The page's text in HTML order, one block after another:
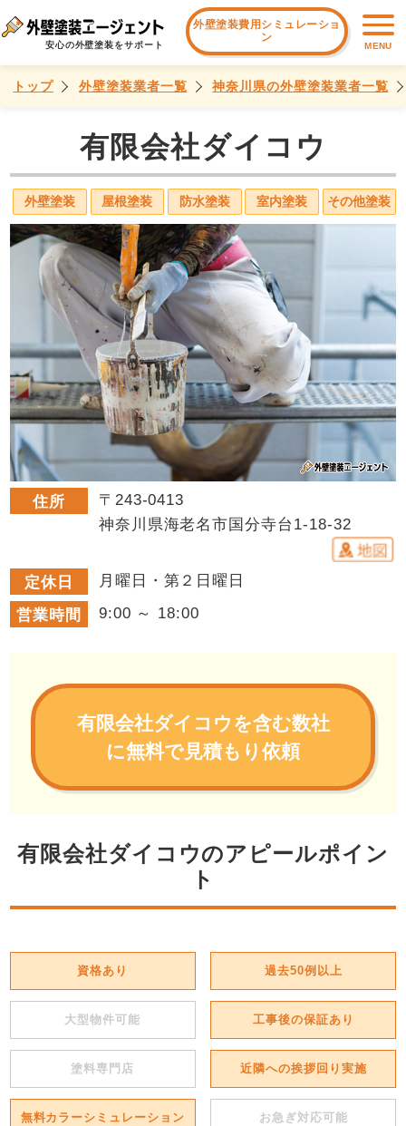
安心の外壁塗装をサポート
外壁塗装費用シミュレーショ
ン
MENU
トップ 外壁塗装業者一覧 神奈川県の外壁塗装業者一覧
有限会社ダイコウ
外壁塗装 屋根塗装 防水塗装 室内塗装 その他塗装
住所
〒243-0413
神奈川県海老名市国分寺台1-18-32
定休日
月曜日・第２日曜日
営業時間
9:00 ～ 18:00
有限会社ダイコウを含む数社
に無料で見積もり依頼
有限会社ダイコウのアピールポイン
ト
資格あり 過去50例以上
大型物件可能 工事後の保証あり
塗料専門店 近隣への挨拶回り実施
無料カラーシミュレーション お急ぎ対応可能